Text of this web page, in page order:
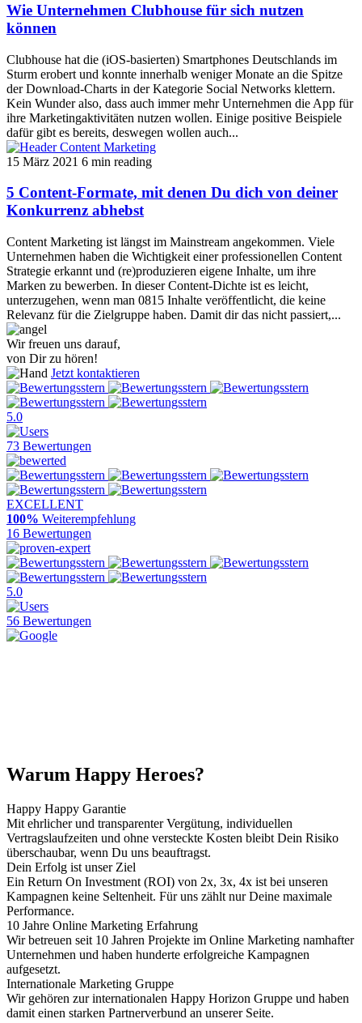
Wie Unternehmen Clubhouse für sich nutzen
können
Clubhouse hat die (iOS-basierten) Smartphones Deutschlands im
Sturm erobert und konnte innerhalb weniger Monate an die Spitze
der Download-Charts in der Kategorie Social Networks klettern.
Kein Wunder also, dass auch immer mehr Unternehmen die App für
ihre Marketingaktivitäten nutzen wollen. Einige positive Beispiele
dafür gibt es bereits, deswegen wollen auch...
15 März 2021 6 min reading
5 Content-Formate, mit denen Du dich von deiner
Konkurrenz abhebst
Content Marketing ist längst im Mainstream angekommen. Viele
Unternehmen haben die Wichtigkeit einer professionellen Content
Strategie erkannt und (re)produzieren eigene Inhalte, um ihre
Marken zu bewerben. In dieser Content-Dichte ist es leicht,
unterzugehen, wenn man 0815 Inhalte veröffentlicht, die keine
Relevanz für die Zielgruppe haben. Damit dir das nicht passiert,...
Wir freuen uns darauf,
von Dir zu hören!
Jetzt kontaktieren
5.0
73 Bewertungen
EXCELLENT
100% Weiterempfehlung
16 Bewertungen
5.0
56 Bewertungen
Warum Happy Heroes?
Happy Happy Garantie
Mit ehrlicher und transparenter Vergütung, individuellen
Vertragslaufzeiten und ohne versteckte Kosten bleibt Dein Risiko
überschaubar, wenn Du uns beauftragst.
Dein Erfolg ist unser Ziel
Ein Return On Investment (ROI) von 2x, 3x, 4x ist bei unseren
Kampagnen keine Seltenheit. Für uns zählt nur Deine maximale
Performance.
10 Jahre Online Marketing Erfahrung
Wir betreuen seit 10 Jahren Projekte im Online Marketing namhafter
Unternehmen und haben hunderte erfolgreiche Kampagnen
aufgesetzt.
Internationale Marketing Gruppe
Wir gehören zur internationalen Happy Horizon Gruppe und haben
damit einen starken Partnerverbund an unserer Seite.